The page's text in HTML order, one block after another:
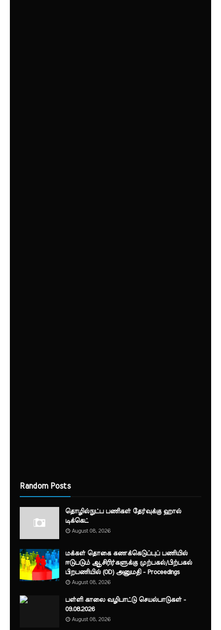
Random Posts
தொழில்நுட்ப பணிகள் தேர்வுக்கு ஹால் ​
டிக்கெட்
August 08, 2026
மக்கள் தொகை கணக்கெடுப்புப் பணியில்
ஈடுபடும் ஆசிரிர்களுக்கு முற்பகல்/பிற்பகல்
பிறபணியில் (OD) அனுமதி - Proceedings
August 08, 2026
பள்ளி காலை வழிபாட்டு செயல்பாடுகள் -
09.08.2026
August 08, 2026